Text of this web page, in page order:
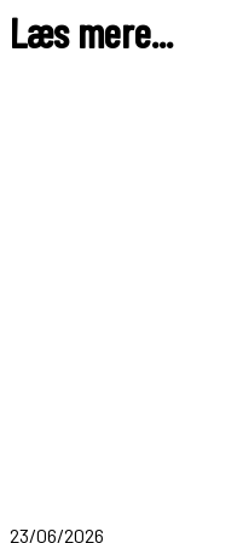
Læs mere...
23/06/2026